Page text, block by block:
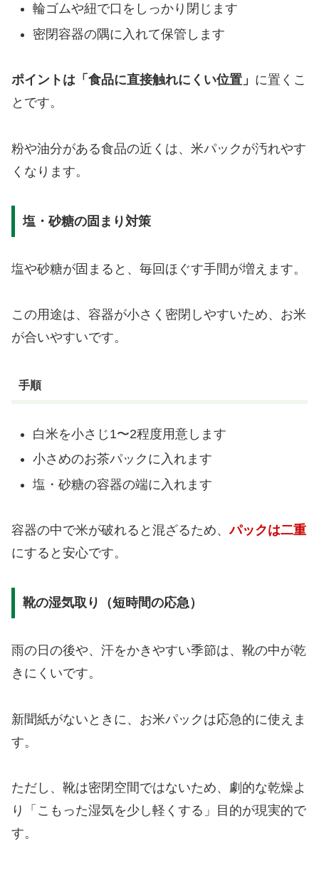
輪ゴムや紐で口をしっかり閉じます
密閉容器の隅に入れて保管します
ポイントは「食品に直接触れにくい位置」 に置くこ
とです。
粉や油分がある食品の近くは、米パックが汚れやす
くなります。
塩・砂糖の固まり対策
塩や砂糖が固まると、毎回ほぐす手間が増えます。
この用途は、容器が小さく密閉しやすいため、お米
が合いやすいです。
手順
白米を小さじ1〜2程度用意します
小さめのお茶パックに入れます
塩・砂糖の容器の端に入れます
容器の中で米が破れると混ざるため、パックは二重
にすると安心です。
靴の湿気取り（短時間の応急）
雨の日の後や、汗をかきやすい季節は、靴の中が乾
きにくいです。
新聞紙がないときに、お米パックは応急的に使えま
す。
ただし、靴は密閉空間ではないため、劇的な乾燥よ
り「こもった湿気を少し軽くする」目的が現実的で
す。